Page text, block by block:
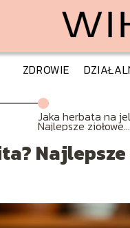
ZDROWIE
Jaka herbata na
Najlepsze ziołowe
propozycje